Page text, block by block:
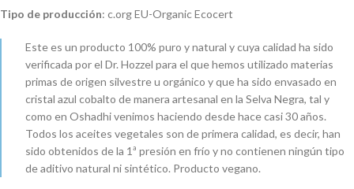
Tipo de producción: c.org EU-Organic Ecocert
Este es un producto 100% puro y natural y cuya calidad ha sido
verificada por el Dr. Hozzel para el que hemos utilizado materias
primas de origen silvestre u orgánico y que ha sido envasado en
cristal azul cobalto de manera artesanal en la Selva Negra, tal y
como en Oshadhi venimos haciendo desde hace casi 30 años.
Todos los aceites vegetales son de primera calidad, es decir, han
sido obtenidos de la 1ª presión en frío y no contienen ningún tipo
de aditivo natural ni sintético. Producto vegano.